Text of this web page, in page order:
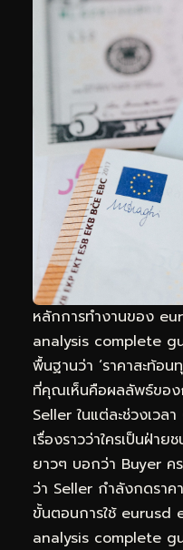
หลักการทำงานของ
analysis complete
พื้นฐานว่า ‘ราคาสะท้อ
ที่คุณเห็นคือผลลัพธ์ของ
Seller ในแต่ละช่วงเวล
เรื่องราวว่าใครเป็นฝ่า
ยาวๆ บอกว่า Buyer ค
ว่า Seller กำลังกดราค
ขั้นตอนการใช้
analysis complete